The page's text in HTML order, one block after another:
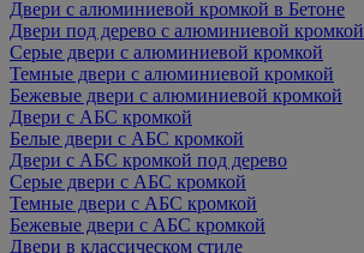
Двери с алюминиевой кромкой в Бетоне
Двери под дерево с алюминиевой кромкой
Серые двери с алюминиевой кромкой
Темные двери с алюминиевой кромкой
Бежевые двери с алюминиевой кромкой
Двери с АБС кромкой
Белые двери с АБС кромкой
Двери с АБС кромкой под дерево
Серые двери с АБС кромкой
Темные двери с АБС кромкой
Бежевые двери с АБС кромкой
Двери в классическом стиле